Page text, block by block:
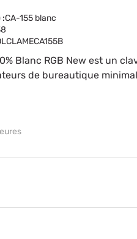
:CA-155 blanc
Blanc RGB New est un
de bureautique
libérant un maximum